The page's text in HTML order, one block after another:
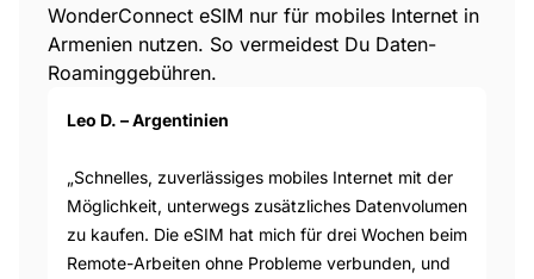
WonderConnect eSIM nur für mobiles Internet in
Armenien nutzen. So vermeidest Du Daten-
Roaminggebühren.
Leo D. – Argentinien
„Schnelles, zuverlässiges mobiles Internet mit der
Möglichkeit, unterwegs zusätzliches Datenvolumen
zu kaufen. Die eSIM hat mich für drei Wochen beim
Remote-Arbeiten ohne Probleme verbunden, und